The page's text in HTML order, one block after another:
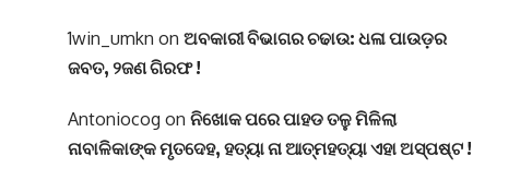
1win_umkn on ଅବକାରୀ ବିଭାଗର ଚଢାଉ: ଧଳା ପାଉଡ଼ର
ଜବତ, ୨ଜଣ ଗିରଫ !
Antoniocog on ନିଖୋକ ପରେ ପାହଡ ତଳୁ ମିଳିଲା
ନାବାଳିକାଙ୍କ ମୃତଦେହ, ହତ୍ୟା ନା ଆତ୍ମହତ୍ୟା ଏହା ଅସ୍ପଷ୍ଟ !